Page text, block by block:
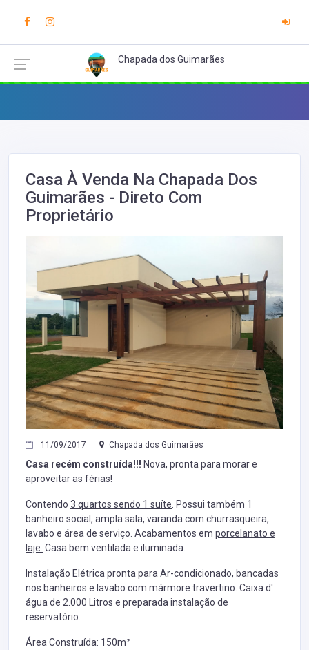
Chapada dos Guimarães
Casa À Venda Na Chapada Dos
Guimarães - Direto Com
Proprietário
11/09/2017 Chapada dos Guimarães
Casa recém construída!!! Nova, pronta para morar e
aproveitar as férias!
Contendo 3 quartos sendo 1 suíte. Possui também 1
banheiro social, ampla sala, varanda com churrasqueira,
lavabo e área de serviço. Acabamentos em porcelanato e
laje. Casa bem ventilada e iluminada.
Instalação Elétrica pronta para Ar-condicionado, bancadas
nos banheiros e lavabo com mármore travertino. Caixa d'
água de 2.000 Litros e preparada instalação de
reservatório.
Área Construída: 150m²